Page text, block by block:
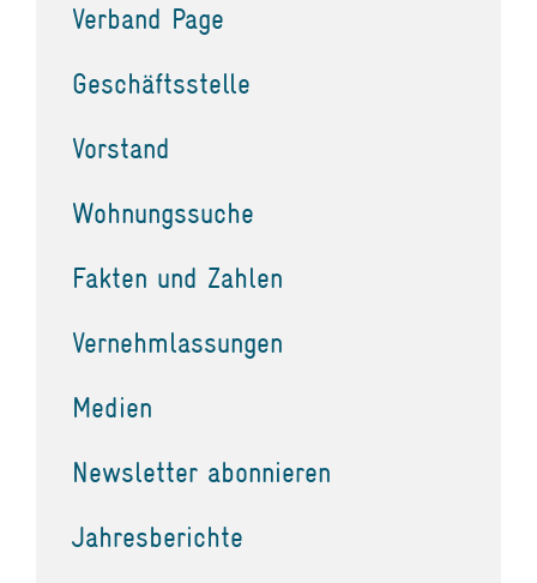
Verband Page
Geschäftsstelle
Vorstand
Wohnungssuche
Fakten und Zahlen
Vernehmlassungen
Medien
Newsletter abonnieren
Jahresberichte